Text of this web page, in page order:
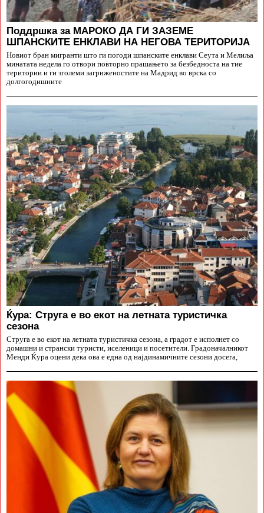
Поддршка за МАРОКО ДА ГИ ЗАЗЕМЕ
ШПАНСКИТЕ ЕНКЛАВИ НА НЕГОВА ТЕРИТОРИЈА
Новиот бран мигранти што ги погоди шпанските енклави Сеута и Мелиља
минатата недела го отвори повторно прашањето за безбедноста на тие
територии и ги зголеми загриженостите на Мадрид во врска со
долгогодишните
Ќура: Струга е во екот на летната туристичка
сезона
Струга е во екот на летната туристичка сезона, а градот е исполнет со
домашни и странски туристи, иселеници и посетители. Градоначалникот
Менди Ќура оцени дека ова е една од најдинамичните сезони досега,